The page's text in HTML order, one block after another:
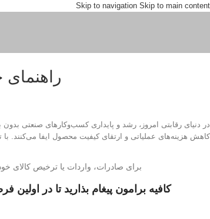
Skip to navigation Skip to main content
در دنیای رقابتی امروز، رشد و پایداری کسب‌وکارهای صنعتی
کاهش هزینه‌های عملیاتی و ارتقای کیفیت محصول ایفا می‌کنند. با
برای صادرات، واردات یا ترخیص کالای
کافیه برامون پیغام بذارید تا در